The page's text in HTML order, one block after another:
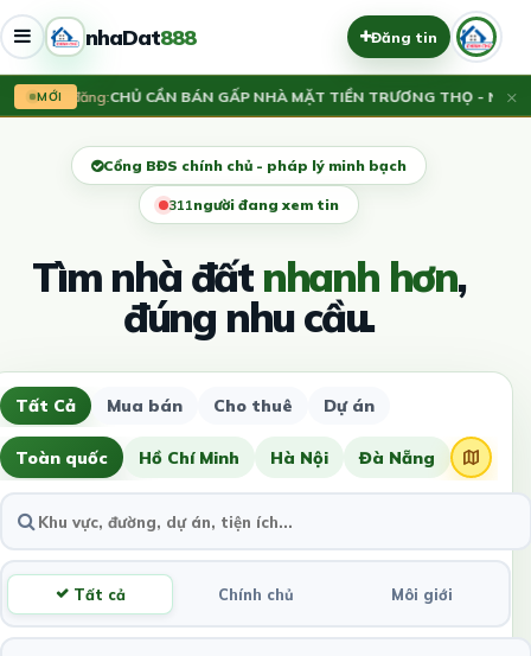
nhaDat888 Đăng tin
MỚI
Vừa đăng:CHỦ CẦN BÁN GẤP NHÀ MẶT TIỀN TRƯƠNG THỌ - ×
Cổng BĐS chính chủ - pháp lý minh bạch
308người đang xem tin
Tìm nhà đấtnhanh hơn,
đúng nhu cầu.
Tất Cả Mua bán Cho thuê Dự án
Toàn quốc Hồ Chí Minh Hà Nội Đà Nẵng
Tất cả Chính chủ Môi giới